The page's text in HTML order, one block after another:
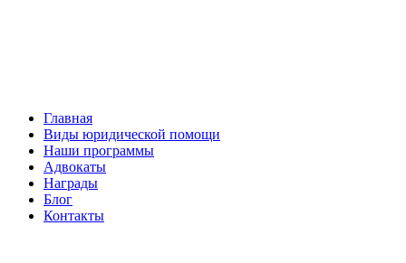
Главная
Виды юридической помощи
Наши программы
Адвокаты
Награды
Блог
Контакты